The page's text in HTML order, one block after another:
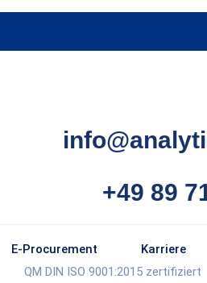
+49 89
QM DIN ISO 9001:2015 zertifiziert
E-Procurement Karriere